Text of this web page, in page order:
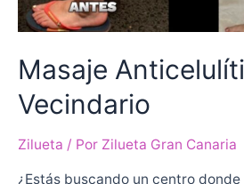
Masaje
Vecindario
Zilueta / Por Zilueta Gran Canaria
¿Estás buscando un centro